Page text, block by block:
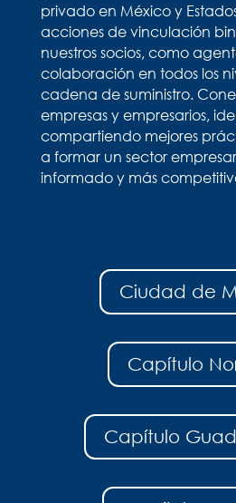
privado en México y
acciones de vinculación
nuestros socios, como
colaboración en todos los
cadena de suministro.
empresas y empresarios,
compartiendo mejores
a formar un sector
informado y más
Ciudad de
Capítulo
Capítulo